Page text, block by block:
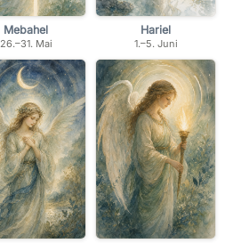
Mebahel
26.–31. Mai
Hariel
1.–5. Juni